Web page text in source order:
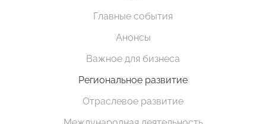
Главные события
Анонсы
Важное для бизнеса
Региональное развитие
Отраслевое развитие